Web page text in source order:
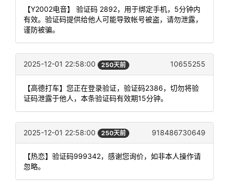
【Y2002电音】 验证码 2892，用于绑定手机，5分钟内
有效。验证码提供给他人可能导致帐号被盗，请勿泄露，
谨防被骗。
2025-12-01 22:58:00 250天前 10655255
【高德打车】您正在登录验证，验证码2386，切勿将验
证码泄露于他人，本条验证码有效期15分钟。
2025-12-01 22:58:00 250天前 918486730649
【热恋】验证码999342，感谢您询价，如非本人操作请
忽略。